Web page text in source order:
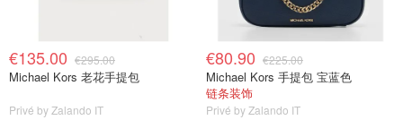
€135.00 €295.00
Michael Kors 老花手提包
Privé by Zalando IT
€80.90 €225.00
Michael Kors 手提包 宝蓝色
链条装饰
Privé by Zalando IT